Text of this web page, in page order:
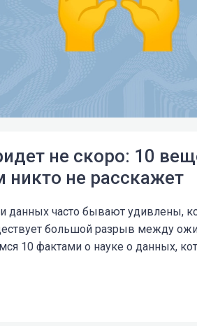
не скоро: 10
никто не расскажет
данных часто бывают удивлены,
большой разрыв между
10 фактами о науке о данных,